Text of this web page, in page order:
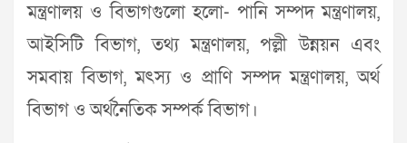
মন্ত্রণালয় ও বিভাগগুলো হলো- পানি সম্পদ মন্ত্রণালয়,
আইসিটি বিভাগ, তথ্য মন্ত্রণালয়, পল্লী উন্নয়ন এবং
সমবায় বিভাগ, মৎস্য ও প্রাণি সম্পদ মন্ত্রণালয়, অর্থ
বিভাগ ও অর্থনৈতিক সম্পর্ক বিভাগ।